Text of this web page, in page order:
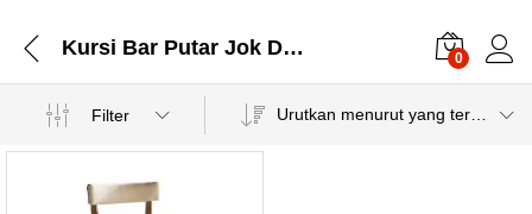
Kursi Bar Putar Jok Dudukan 0
Filter